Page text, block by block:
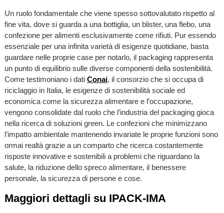
Un ruolo fondamentale che viene spesso sottovalutato rispetto al
fine vita, dove si guarda a una bottiglia, un blister, una flebo, una
confezione per alimenti esclusivamente come rifiuti. Pur essendo
essenziale per una infinita varietà di esigenze quotidiane, basta
guardare nelle proprie case per notarlo, il packaging rappresenta
un punto di equilibrio sulle diverse componenti della sostenibilità.
Come testimoniano i dati Conai, il consorzio che si occupa di
riciclaggio in Italia, le esigenze di sostenibilità sociale ed
economica come la sicurezza alimentare e l’occupazione,
vengono consolidate dal ruolo che l’industria del packaging gioca
nella ricerca di soluzioni green. Le confezioni che minimizzano
l’impatto ambientale mantenendo invariate le proprie funzioni sono
ormai realtà grazie a un comparto che ricerca costantemente
risposte innovative e sostenibili a problemi che riguardano la
salute, la riduzione dello spreco alimentare, il benessere
personale, la sicurezza di persone e cose.
Maggiori dettagli su IPACK-IMA